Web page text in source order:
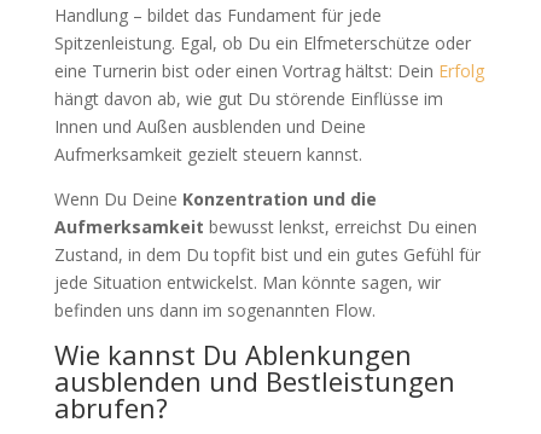
Handlung – bildet das Fundament für jede
Spitzenleistung. Egal, ob Du ein Elfmeterschütze oder
eine Turnerin bist oder einen Vortrag hältst: Dein Erfolg
hängt davon ab, wie gut Du störende Einflüsse im
Innen und Außen ausblenden und Deine
Aufmerksamkeit gezielt steuern kannst.
Wenn Du Deine Konzentration und die
Aufmerksamkeit bewusst lenkst, erreichst Du einen
Zustand, in dem Du topfit bist und ein gutes Gefühl für
jede Situation entwickelst. Man könnte sagen, wir
befinden uns dann im sogenannten Flow.
Wie kannst Du Ablenkungen
ausblenden und Bestleistungen
abrufen?